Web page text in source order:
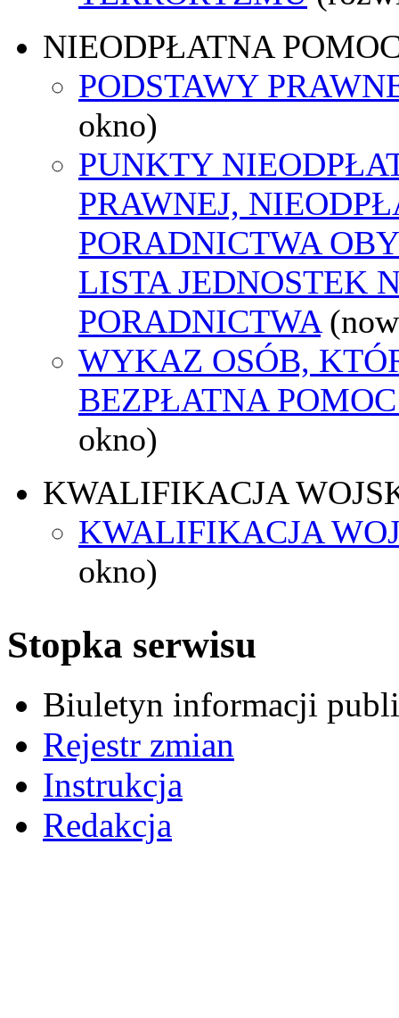
NIEODPŁATNA
PODSTAWY
okno)
PUNKTY
PRAWNEJ,
PORADNICTWA
LISTA JEDNOSTEK
PORADNICTWA
WYKAZ OSÓB,
BEZPŁATNA
okno)
KWALIFIKACJA
KWALIFIKACJA
okno)
Stopka serwisu
Biuletyn informacji
Rejestr zmian
Instrukcja
Redakcja